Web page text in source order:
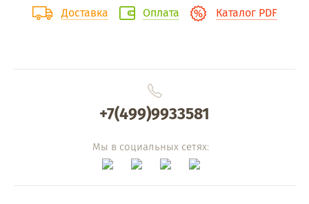
Доставка Оплата Каталог PDF
+7(499)9933581
Мы в социальных сетях: